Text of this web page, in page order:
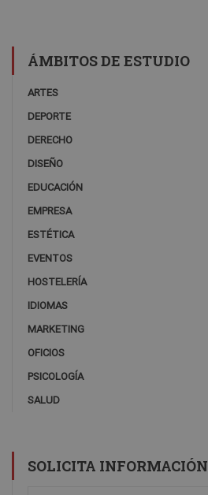
ÁMBITOS DE ESTUDIO
ARTES
DEPORTE
DERECHO
DISEÑO
EDUCACIÓN
EMPRESA
ESTÉTICA
EVENTOS
HOSTELERÍA
IDIOMAS
MARKETING
OFICIOS
PSICOLOGÍA
SALUD
SOLICITA INFORMACIÓN